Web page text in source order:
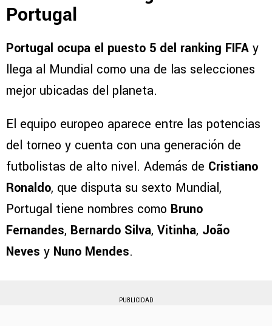
Portugal
Portugal ocupa el puesto 5 del ranking FIFA y
llega al Mundial como una de las selecciones
mejor ubicadas del planeta.
El equipo europeo aparece entre las potencias
del torneo y cuenta con una generación de
futbolistas de alto nivel. Además de Cristiano
Ronaldo, que disputa su sexto Mundial,
Portugal tiene nombres como Bruno
Fernandes, Bernardo Silva, Vitinha, João
Neves y Nuno Mendes.
PUBLICIDAD